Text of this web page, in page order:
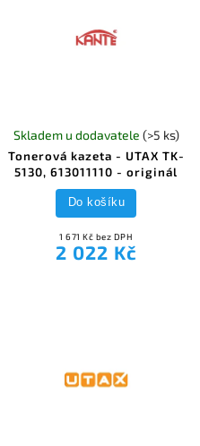
Tonerová kazeta - UTAX TK-
5130, 613011110 - originál
Skladem u dodavatele (>5 ks)
1 671 Kč bez DPH
2 022 Kč
Do košíku